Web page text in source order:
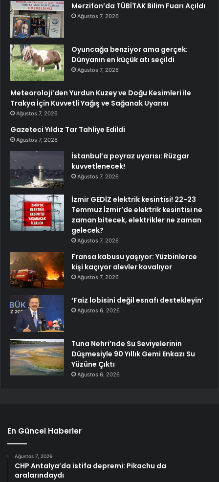
Merzifon’da TÜBİTAK Bilim Fuarı Açıldı
Ağustos 7, 2026
Oyuncağa benziyor ama gerçek:
Dünyanın en küçük atı seçildi
Ağustos 7, 2026
Meteoroloji’den Yurdun Kuzey ve Doğu Kesimleri ile
Trakya İçin Kuvvetli Yağış ve Sağanak Uyarısı
Ağustos 7, 2026
Gazeteci Yıldız Tar Tahliye Edildi
Ağustos 7, 2026
İstanbul’a poyraz uyarısı: Rüzgar
kuvvetlenecek!
Ağustos 7, 2026
İzmir GEDİZ elektrik kesintisi! 22-23
Temmuz İzmir’de elektrik kesintisi ne
zaman bitecek, elektrikler ne zaman
gelecek?
Ağustos 7, 2026
Fransa kabusu yaşıyor: Yüzbinlerce
kişi kaçıyor alevler kovalıyor
Ağustos 7, 2026
‘Faiz lobisini değil esnafı destekleyin’
Ağustos 6, 2026
Tuna Nehri’nde Su Seviyelerinin
Düşmesiyle 90 Yıllık Gemi Enkazı Su
Yüzüne Çıktı
Ağustos 6, 2026
En Güncel Haberler
Ağustos 7, 2026
CHP Antalya’da istifa depremi: Pikachu da
aralarındaydı